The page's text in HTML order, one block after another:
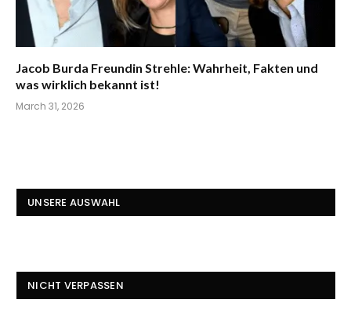
Jacob Burda Freundin Strehle: Wahrheit, Fakten und
was wirklich bekannt ist!
March 31, 2026
UNSERE AUSWAHL
NICHT VERPASSEN